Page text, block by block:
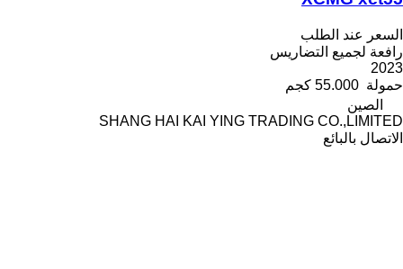
السعر عند الطلب
رافعة لجميع التضاريس
2023
حمولة 55.000 كجم
الصين
SHANG HAI KAI YING TRADING CO.,LIMITED
الاتصال بالبائع